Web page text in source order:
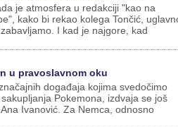
je atmosfera u redakciji "kao na
kako bi rekao kolega Tončić,
I kad je najgore, kad
u pravoslavnom oku
događaja kojima svedočimo
Pokemona, izdvaja se još
Ivanović. Za Nemca, odnosno